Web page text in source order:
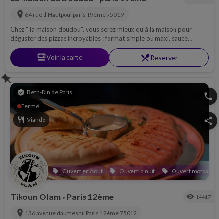
location_on 64 rue d'Hautpoul paris 19ème 75019
Chez " la maison doudou", vous serez mieux qu'à la maison pour
déguster des pizzas incroyables : format simple ou maxi, sauce
tomate, crème fraîche.. du lundi au vendredi ! C'est un restaurant
cacher sous le contrôle de Rav Abraham Baroukh Pevzner -
Loubavitch
set_mealVoir la carte restaurant_menuReserver
verified Beth-Din de Paris
Fermé
restaurant Viande
local_offer Ouvert en Aout local_offer Ouvert la nuit local_offer Ouvert motsae
phone
share
Tikoun Olam • Paris 12ème visibility 14417
location_on 136 avenue daumesnil Paris 12ème 75012